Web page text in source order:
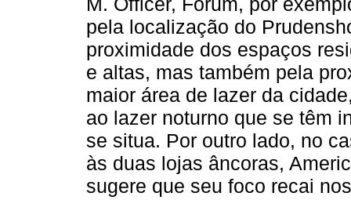
pela localização do
proximidade dos espaços
e altas, mas também pela
maior área de lazer da
ao lazer noturno que se têm
se situa. Por outro lado, no
às duas lojas âncoras,
sugere que seu foco recai